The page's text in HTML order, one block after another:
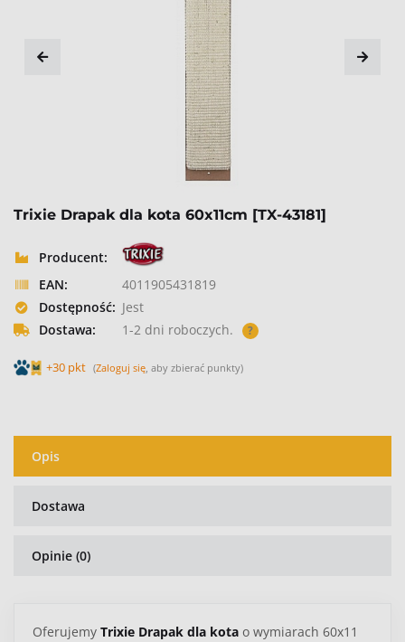
Trixie Drapak dla kota 60x11cm [TX-43181]
Producent:
EAN:
4011905431819
Dostępność: Jest
Dostawa:
1-2 dni roboczych. ?
+30 pkt (Zaloguj się , aby zbierać punkty)
Opis
Dostawa
Opinie (0)
Oferujemy Trixie Drapak dla kota o wymiarach 60x11